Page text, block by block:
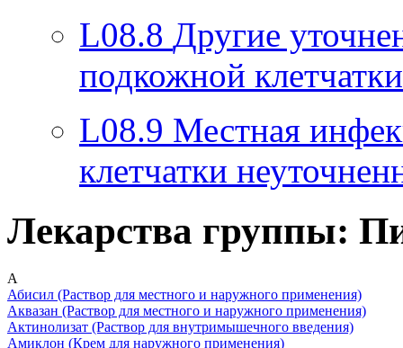
L08.8 Другие
подкожной клетчатки
L08.9 Местная
клетчатки
Лекарства группы:
А
Абисил (Раствор для местного и наружного применения)
Аквазан (Раствор для местного и наружного применения)
Актинолизат (Раствор для внутримышечного введения)
Амиклон (Крем для наружного применения)